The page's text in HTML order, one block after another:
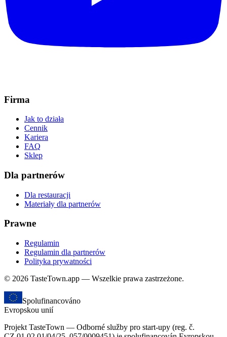
Firma
Jak to działa
Cennik
Kariera
FAQ
Sklep
Dla partnerów
Dla restauracji
Materiały dla partnerów
Prawne
Regulamin
Regulamin dla partnerów
Polityka prywatności
© 2026 TasteTown.app — Wszelkie prawa zastrzeżone.
Spolufinancováno
Evropskou unií
Projekt TasteTown — Odborné služby pro start-upy (reg. č.